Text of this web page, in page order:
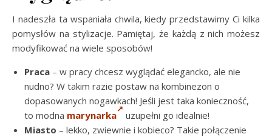
I nadeszła ta wspaniała chwila, kiedy przedstawimy Ci kilka
pomysłów na stylizacje. Pamiętaj, że każdą z nich możesz
modyfikować na wiele sposobów!
Praca – w pracy chcesz wyglądać elegancko, ale nie
nudno? W takim razie postaw na kombinezon o
dopasowanych nogawkach! Jeśli jest taka konieczność,
to modna marynarka
uzupełni go idealnie!
Miasto – lekko, zwiewnie i kobieco? Takie połączenie